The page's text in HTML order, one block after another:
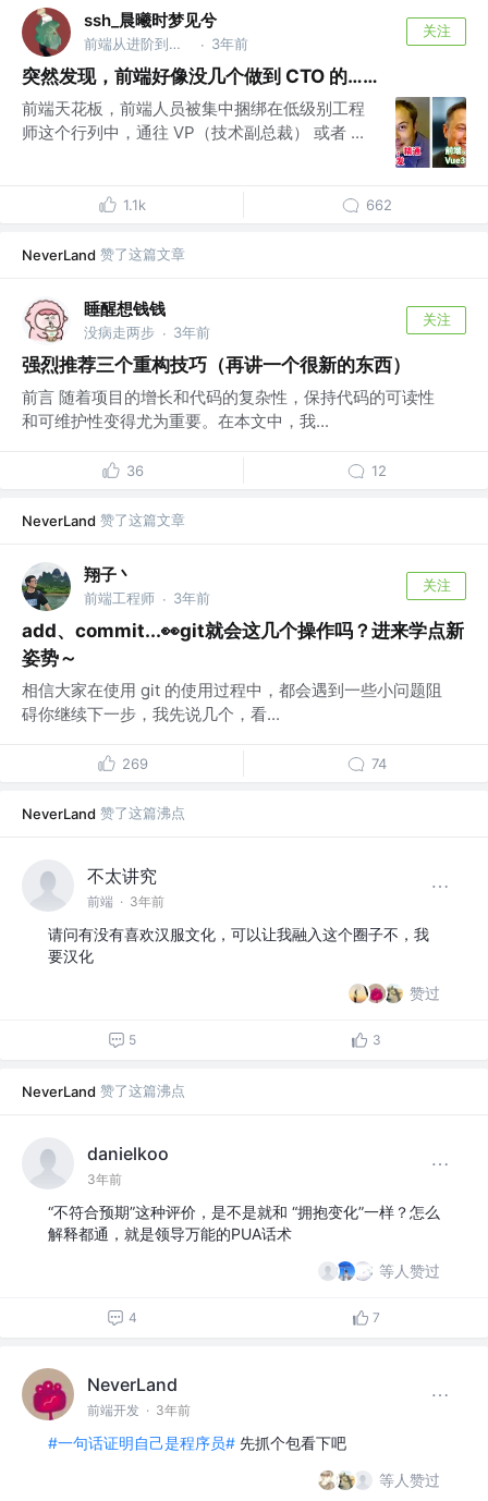
ssh_晨曦时梦见兮
前端从进阶到入院 @字节跳动 · 3年前
关注
突然发现，前端好像没几个做到 CTO 的……
前端天花板，前端人员被集中捆绑在低级别工程
师这个行列中，通往 VP（技术副总裁） 或者 ...
1.1k 662
NeverLand 赞了这篇文章
睡醒想钱钱
没病走两步 · 3年前
关注
强烈推荐三个重构技巧（再讲一个很新的东西）
前言 随着项目的增长和代码的复杂性，保持代码的可读性
和可维护性变得尤为重要。在本文中，我...
36 12
NeverLand 赞了这篇文章
翔子丶
前端工程师 · 3年前
关注
add、commit...👀git就会这几个操作吗？进来学点新
姿势～
相信大家在使用 git 的使用过程中，都会遇到一些小问题阻
碍你继续下一步，我先说几个，看...
269 74
NeverLand 赞了这篇沸点
不太讲究
前端 · 3年前
请问有没有喜欢汉服文化，可以让我融入这个圈子不，我
要汉化
赞过
5 3
NeverLand 赞了这篇沸点
danielkoo
3年前
“不符合预期”这种评价，是不是就和 “拥抱变化”一样？怎么
解释都通，就是领导万能的PUA话术
等人赞过
4 7
NeverLand
前端开发 · 3年前
#一句话证明自己是程序员# 先抓个包看下吧
等人赞过